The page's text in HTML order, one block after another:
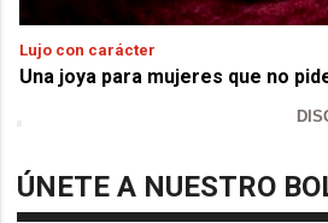
Lujo con carácter
Una joya para mujeres que no
ÚNETE A NUESTRO